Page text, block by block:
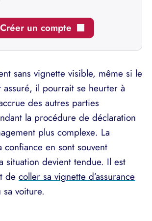
Créer un compte
sans vignette visible, même si le
assuré, il pourrait se heurter à
des autres parties
la procédure de déclaration
plus complexe. La
en sont souvent
situation devient tendue. Il est
de coller sa vignette d’assurance
sa voiture.